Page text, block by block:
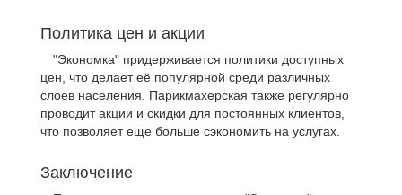
Политика цен и акции
"Экономка" придерживается политики доступных
цен, что делает её популярной среди различных
слоев населения. Парикмахерская также регулярно
проводит акции и скидки для постоянных клиентов,
что позволяет еще больше сэкономить на услугах.
Заключение